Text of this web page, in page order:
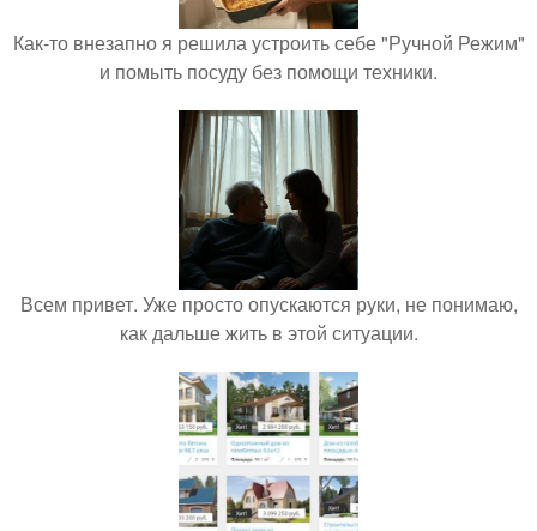
Как-то внезапно я решила устроить себе "Ручной Режим"
и помыть посуду без помощи техники.
Всем привет. Уже просто опускаются руки, не понимаю,
как дальше жить в этой ситуации.